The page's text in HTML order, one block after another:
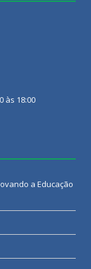
às 18:00
a Educação